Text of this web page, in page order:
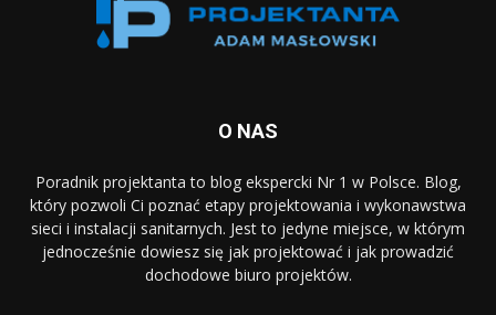
O NAS
Poradnik projektanta to blog ekspercki Nr 1 w Polsce. Blog,
który pozwoli Ci poznać etapy projektowania i wykonawstwa
sieci i instalacji sanitarnych. Jest to jedyne miejsce, w którym
jednocześnie dowiesz się jak projektować i jak prowadzić
dochodowe biuro projektów.